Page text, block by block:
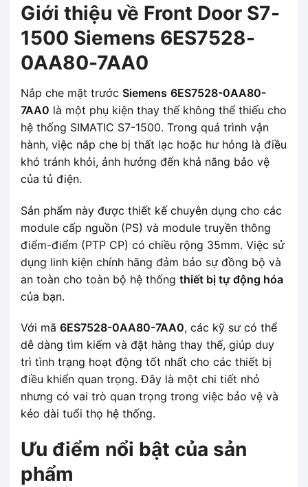
Giới thiệu về Front Door S7-
1500 Siemens 6ES7528-
0AA80-7AA0
Nắp che mặt trước Siemens 6ES7528-0AA80-
7AA0 là một phụ kiện thay thế không thể thiếu cho
hệ thống SIMATIC S7-1500. Trong quá trình vận
hành, việc nắp che bị thất lạc hoặc hư hỏng là điều
khó tránh khỏi, ảnh hưởng đến khả năng bảo vệ
của tủ điện.
Sản phẩm này được thiết kế chuyên dụng cho các
module cấp nguồn (PS) và module truyền thông
điểm-điểm (PTP CP) có chiều rộng 35mm. Việc sử
dụng linh kiện chính hãng đảm bảo sự đồng bộ và
an toàn cho toàn bộ hệ thống thiết bị tự động hóa
của bạn.
Với mã 6ES7528-0AA80-7AA0, các kỹ sư có thể
dễ dàng tìm kiếm và đặt hàng thay thế, giúp duy
trì tình trạng hoạt động tốt nhất cho các thiết bị
điều khiển quan trọng. Đây là một chi tiết nhỏ
nhưng có vai trò quan trọng trong việc bảo vệ và
kéo dài tuổi thọ hệ thống.
Ưu điểm nổi bật của sản
phẩm